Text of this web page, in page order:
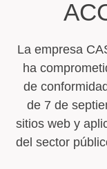
La empresa
ha
de
de 7 de
sitios web y
del sector